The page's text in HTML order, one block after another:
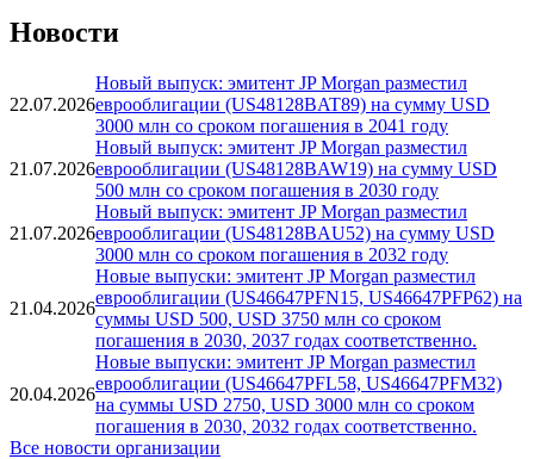
Новости
22.07.2026
Новый выпуск: эмитент JP Morgan разместил
еврооблигации (US48128BAT89) на сумму USD
3000 млн со сроком погашения в 2041 году
21.07.2026
Новый выпуск: эмитент JP Morgan разместил
еврооблигации (US48128BAW19) на сумму USD
500 млн со сроком погашения в 2030 году
21.07.2026
Новый выпуск: эмитент JP Morgan разместил
еврооблигации (US48128BAU52) на сумму USD
3000 млн со сроком погашения в 2032 году
21.04.2026
Новые выпуски: эмитент JP Morgan разместил
еврооблигации (US46647PFN15, US46647PFP62) на
суммы USD 500, USD 3750 млн со сроком
погашения в 2030, 2037 годах соответственно.
20.04.2026
Новые выпуски: эмитент JP Morgan разместил
еврооблигации (US46647PFL58, US46647PFM32)
на суммы USD 2750, USD 3000 млн со сроком
погашения в 2030, 2032 годах соответственно.
Все новости организации